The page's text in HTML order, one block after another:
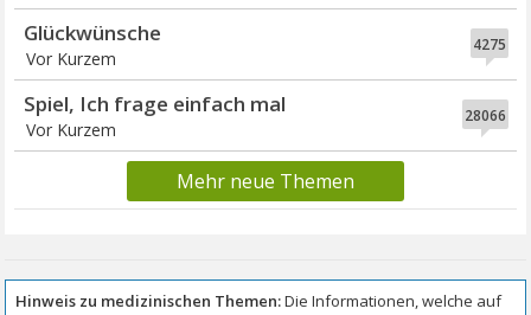
4275
Glückwünsche
Vor Kurzem
28066
Spiel, Ich frage einfach mal
Vor Kurzem
Mehr neue Themen